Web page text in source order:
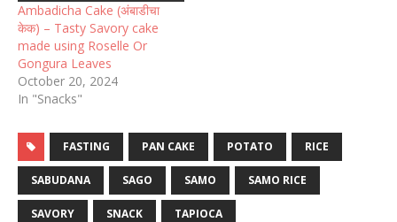
Ambadicha Cake (अंबाडीचा
केक) – Tasty Savory cake
made using Roselle Or
Gongura Leaves
October 20, 2024
In "Snacks"
FASTING PAN CAKE POTATO RICE
SABUDANA SAGO SAMO SAMO RICE
SAVORY SNACK TAPIOCA